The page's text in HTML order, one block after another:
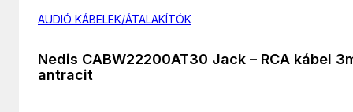
AUDIÓ KÁBELEK/ÁTALAKÍTÓK
Nedis CABW22200AT30 Jack – RCA kábel
antracit